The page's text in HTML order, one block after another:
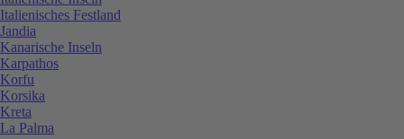
Italienisches Festland
Jandia
Kanarische Inseln
Karpathos
Korfu
Korsika
Kreta
La Palma